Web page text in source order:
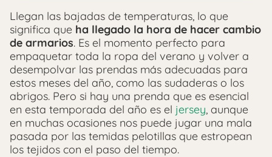
Llegan las bajadas de temperaturas, lo que
significa que ha llegado la hora de hacer cambio
de armarios. Es el momento perfecto para
empaquetar toda la ropa del verano y volver a
desempolvar las prendas más adecuadas para
estos meses del año, como las sudaderas o los
abrigos. Pero si hay una prenda que es esencial
en esta temporada del año es el jersey, aunque
en muchas ocasiones nos puede jugar una mala
pasada por las temidas pelotillas que estropean
los tejidos con el paso del tiempo.